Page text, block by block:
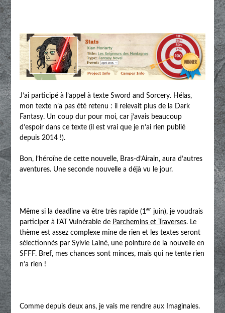
J’ai participé à l’appel à texte Sword and Sorcery. Hélas,
mon texte n’a pas été retenu : il relevait plus de la Dark
Fantasy. Un coup dur pour moi, car j’avais beaucoup
d’espoir dans ce texte (il est vrai que je n’ai rien publié
depuis 2014 !).
Bon, l’héroïne de cette nouvelle, Bras-d’Airain, aura d’autres
aventures. Une seconde nouvelle a déjà vu le jour.
Même si la deadline va être très rapide (1er juin), je voudrais
participer à l’AT Vulnérable de Parchemins et Traverses. Le
thème est assez complexe mine de rien et les textes seront
sélectionnés par Sylvie Lainé, une pointure de la nouvelle en
SFFF. Bref, mes chances sont minces, mais qui ne tente rien
n’a rien !
Comme depuis deux ans, je vais me rendre aux Imaginales.